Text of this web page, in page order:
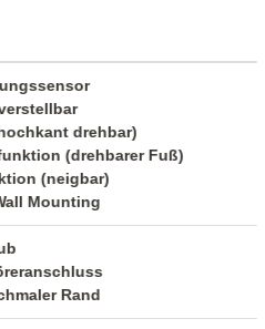
drehbar)
(drehbarer Fuß)
(neigbar)
Mounting
Rand